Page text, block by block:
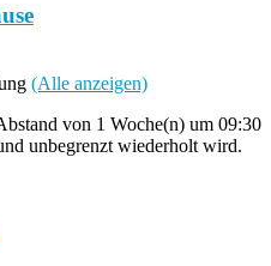
(Alle anzeigen)
von 1 Woche(n) um 09:30
unbegrenzt wiederholt wird.